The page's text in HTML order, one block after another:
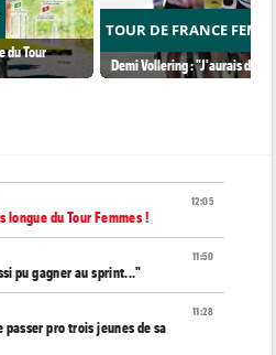
du Tour
TOUR DE FRANCE
Demi Vollering : "J'aurais dû
12:05
du Tour Femmes !
11:50
pu gagner au sprint..."
11:28
pro trois jeunes de sa